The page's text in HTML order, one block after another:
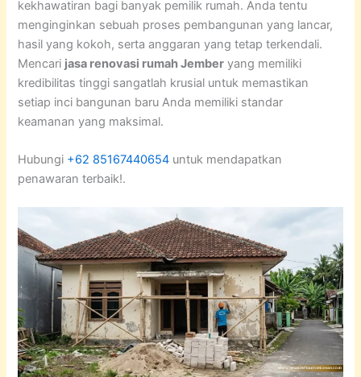
kekhawatiran bagi banyak pemilik rumah. Anda tentu
menginginkan sebuah proses pembangunan yang lancar,
hasil yang kokoh, serta anggaran yang tetap terkendali.
Mencari jasa renovasi rumah Jember yang memiliki
kredibilitas tinggi sangatlah krusial untuk memastikan
setiap inci bangunan baru Anda memiliki standar
keamanan yang maksimal.
Hubungi +62 85167440654 untuk mendapatkan
penawaran terbaik!.